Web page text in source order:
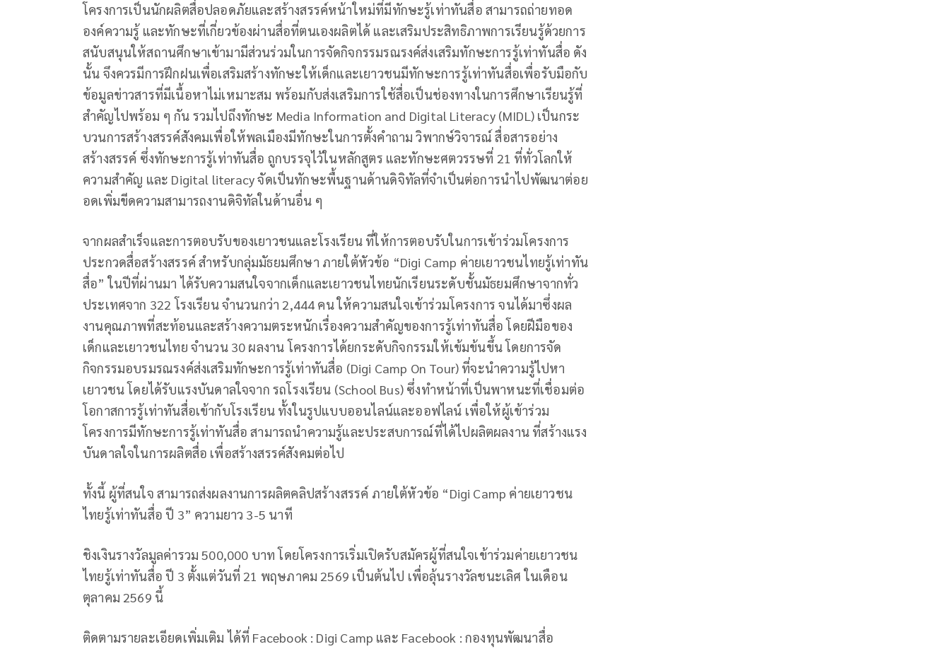
โครงการเป็นนักผลิตสื่อปลอดภัยและสร้างสรรค์หน้าใหม่ที่มีทักษะรู้เท่าทันสื่อ สามารถถ่ายทอด
องค์ความรู้ และทักษะที่เกี่ยวข้องผ่านสื่อที่ตนเองผลิตได้ และเสริมประสิทธิภาพการเรียนรู้ด้วยการ
สนับสนุนให้สถานศึกษาเข้ามามีส่วนร่วมในการจัดกิจกรรมรณรงค์ส่งเสริมทักษะการรู้เท่าทันสื่อ ดัง
นั้น จึงควรมีการฝึกฝนเพื่อเสริมสร้างทักษะให้เด็กและเยาวชนมีทักษะการรู้เท่าทันสื่อเพื่อรับมือกับ
ข้อมูลข่าวสารที่มีเนื้อหาไม่เหมาะสม พร้อมกับส่งเสริมการใช้สื่อเป็นช่องทางในการศึกษาเรียนรู้ที่
สำคัญไปพร้อม ๆ กัน รวมไปถึงทักษะ Media Information and Digital Literacy (MIDL) เป็นกระ
บวนการสร้างสรรค์สังคมเพื่อให้พลเมืองมีทักษะในการตั้งคําถาม วิพากษ์วิจารณ์ สื่อสารอย่าง
สร้างสรรค์ ซึ่งทักษะการรู้เท่าทันสื่อ ถูกบรรจุไว้ในหลักสูตร และทักษะศตวรรษที่ 21 ที่ทั่วโลกให้
ความสําคัญ และ Digital literacy จัดเป็นทักษะพื้นฐานด้านดิจิทัลที่จำเป็นต่อการนำไปพัฒนาต่อย
อดเพิ่มขีดความสามารถงานดิจิทัลในด้านอื่น ๆ
จากผลสำเร็จและการตอบรับของเยาวชนและโรงเรียน ที่ให้การตอบรับในการเข้าร่วมโครงการ
ประกวดสื่อสร้างสรรค์ สำหรับกลุ่มมัธยมศึกษา ภายใต้หัวข้อ “Digi Camp ค่ายเยาวชนไทยรู้เท่าทัน
สื่อ” ในปีที่ผ่านมา ได้รับความสนใจจากเด็กและเยาวชนไทยนักเรียนระดับชั้นมัธยมศึกษาจากทั่ว
ประเทศจาก 322 โรงเรียน จำนวนกว่า 2,444 คน ให้ความสนใจเข้าร่วมโครงการ จนได้มาซึ่งผล
งานคุณภาพที่สะท้อนและสร้างความตระหนักเรื่องความสําคัญของการรู้เท่าทันสื่อ โดยฝีมือของ
เด็กและเยาวชนไทย จํานวน 30 ผลงาน โครงการได้ยกระดับกิจกรรมให้เข้มข้นขึ้น โดยการจัด
กิจกรรมอบรมรณรงค์ส่งเสริมทักษะการรู้เท่าทันสื่อ (Digi Camp On Tour) ที่จะนำความรู้ไปหา
เยาวชน โดยได้รับแรงบันดาลใจจาก รถโรงเรียน (School Bus) ซึ่งทำหน้าที่เป็นพาหนะที่เชื่อมต่อ
โอกาสการรู้เท่าทันสื่อเข้ากับโรงเรียน ทั้งในรูปแบบออนไลน์และออฟไลน์ เพื่อให้ผู้เข้าร่วม
โครงการมีทักษะการรู้เท่าทันสื่อ สามารถนำความรู้และประสบการณ์ที่ได้ไปผลิตผลงาน ที่สร้างแรง
บันดาลใจในการผลิตสื่อ เพื่อสร้างสรรค์สังคมต่อไป
ทั้งนี้ ผู้ที่สนใจ สามารถส่งผลงานการผลิตคลิปสร้างสรรค์ ภายใต้หัวข้อ “Digi Camp ค่ายเยาวชน
ไทยรู้เท่าทันสื่อ ปี 3” ความยาว 3-5 นาที
ชิงเงินรางวัลมูลค่ารวม 500,000 บาท โดยโครงการเริ่มเปิดรับสมัครผู้ที่สนใจเข้าร่วมค่ายเยาวชน
ไทยรู้เท่าทันสื่อ ปี 3 ตั้งแต่วันที่ 21 พฤษภาคม 2569 เป็นต้นไป เพื่อลุ้นรางวัลชนะเลิศ ในเดือน
ตุลาคม 2569 นี้
ติดตามรายละเอียดเพิ่มเติม ได้ที่ Facebook : Digi Camp และ Facebook : กองทุนพัฒนาสื่อ